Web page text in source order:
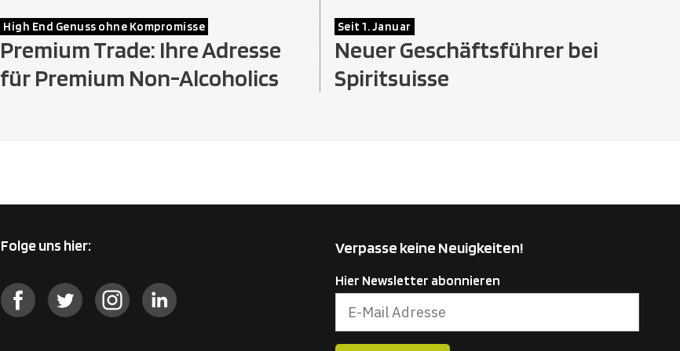
High End Genuss ohne Kompromisse
Premium Trade: Ihre Adresse
für Premium Non-Alcoholics
Seit 1. Januar
Neuer Geschäftsführer bei
Spiritsuisse
Folge uns hier: Verpasse keine Neuigkeiten!
Hier Newsletter abonnieren